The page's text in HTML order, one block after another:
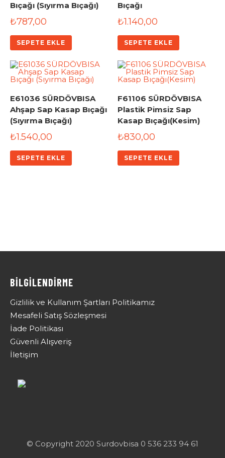
Bıçağı (Sıyırma Bıçağı)
₺787,00
SEPETE EKLE
Bıçağı
₺1.140,00
SEPETE EKLE
E61036 SÜRDÖVBISA
Ahşap Sap Kasap Bıçağı
(Sıyırma Bıçağı)
₺1.540,00
SEPETE EKLE
F61106 SÜRDÖVBISA
Plastik Pimsiz Sap
Kasap Bıçağı(Kesim)
₺830,00
SEPETE EKLE
BİLGİLENDİRME
Gizlilik ve Kullanım Şartları Politikamız
Mesafeli Satış Sözleşmesi
İade Politikası
Güvenli Alışveriş
İletişim
© Copyright 2020 Surdovbisa 0 536 233 94 61